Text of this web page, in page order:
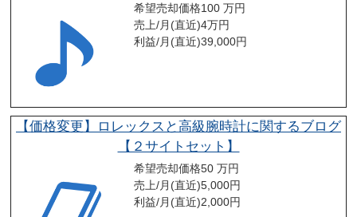
希望売却価格100 万円
売上/月(直近)4万円
利益/月(直近)39,000円
【価格変更】ロレックスと高級腕時計に関するブログ
【２サイトセット】
希望売却価格50 万円
売上/月(直近)5,000円
利益/月(直近)2,000円